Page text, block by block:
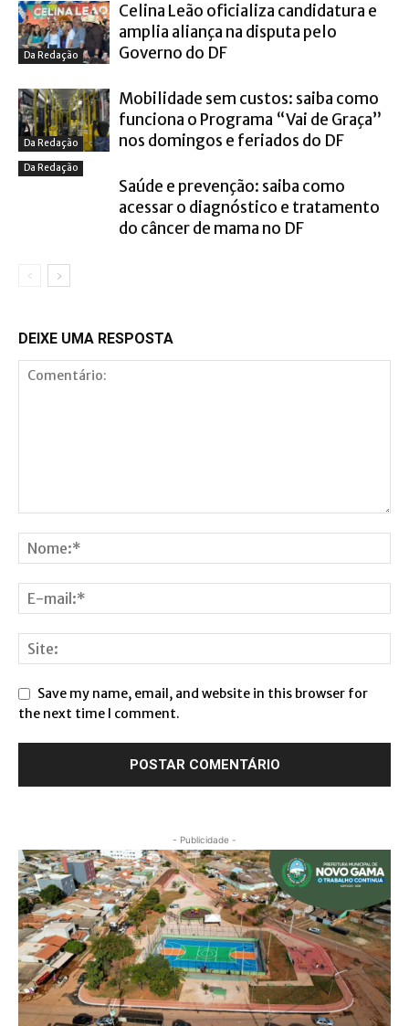
Da Redação
Celina Leão oficializa candidatura e
amplia aliança na disputa pelo
Governo do DF
Da Redação
Mobilidade sem custos: saiba como
funciona o Programa “Vai de Graça”
nos domingos e feriados do DF
Da Redação
Saúde e prevenção: saiba como
acessar o diagnóstico e tratamento
do câncer de mama no DF
DEIXE UMA RESPOSTA
Save my name, email, and website in this browser for
the next time I comment.
- Publicidade -